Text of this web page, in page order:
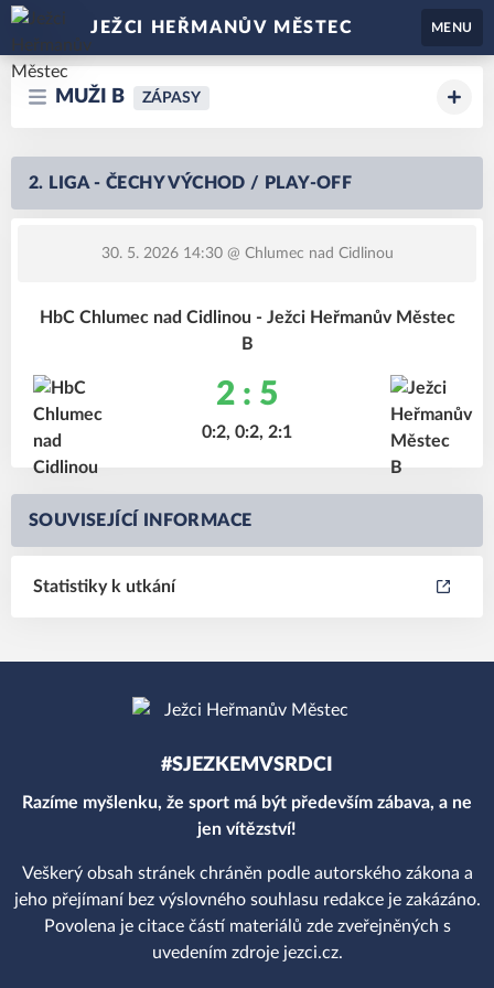
JEŽCI HEŘMANŮV MĚSTEC MENU
MUŽI B ZÁPASY
2. LIGA - ČECHY VÝCHOD / PLAY-OFF
30. 5. 2026 14:30@ Chlumec nad Cidlinou
HbC Chlumec nad Cidlinou - Ježci Heřmanův Městec
B
2 : 5
0:2, 0:2, 2:1
SOUVISEJÍCÍ INFORMACE
Statistiky k utkání
#SJEZKEMVSRDCI
Razíme myšlenku, že sport má být především zábava, a ne
jen vítězství!
Veškerý obsah stránek chráněn podle autorského zákona a
jeho přejímaní bez výslovného souhlasu redakce je zakázáno.
Povolena je citace částí materiálů zde zveřejněných s
uvedením zdroje jezci.cz.